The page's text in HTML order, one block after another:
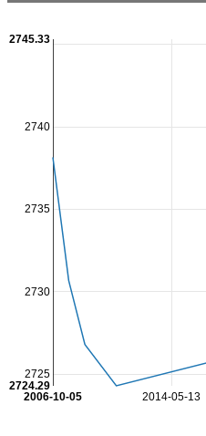
2014-05-13
2006-10-05
2725
2730
2735
2740
2724.29
2745.33